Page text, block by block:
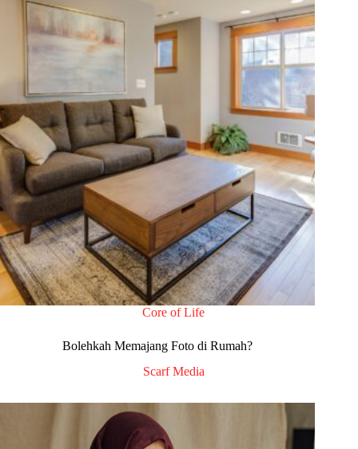
Core of Life
Bolehkah Memajang Foto di Rumah?
Scarf Media